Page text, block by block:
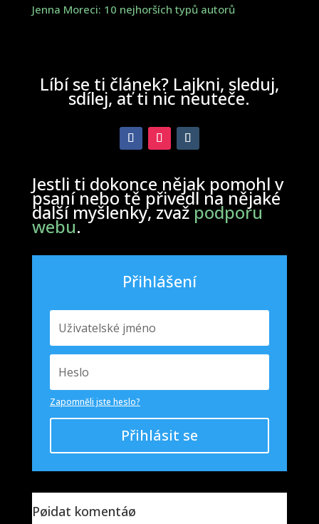
Jenna Moreci: 10 nejhorších typů autorů
Líbí se ti článek? Lajkni, sleduj,
sdílej, ať ti nic neuteče.
Jestli ti dokonce nějak pomohl v
psaní nebo tě přivedl na nějaké
další myšlenky, zvažpodporu
webu.
Přihlášení
Zapomněli jste heslo?
Přihlásit se
Pøidat komentáø